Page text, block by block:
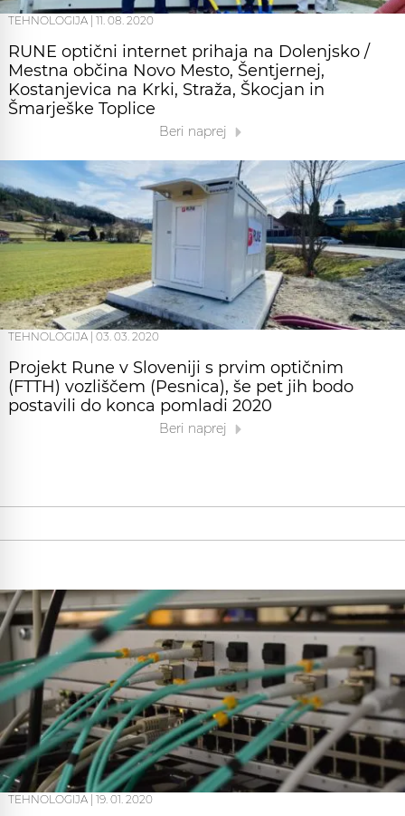
TEHNOLOGIJA 11. 08. 2020
RUNE optični internet prihaja na Dolenjsko /
Mestna občina Novo Mesto, Šentjernej,
Kostanjevica na Krki, Straža, Škocjan in
Šmarješke Toplice
Beri naprej
TEHNOLOGIJA 03. 03. 2020
Projekt Rune v Sloveniji s prvim optičnim
(FTTH) vozliščem (Pesnica), še pet jih bodo
postavili do konca pomladi 2020
Beri naprej
TEHNOLOGIJA | 19. 01. 2020